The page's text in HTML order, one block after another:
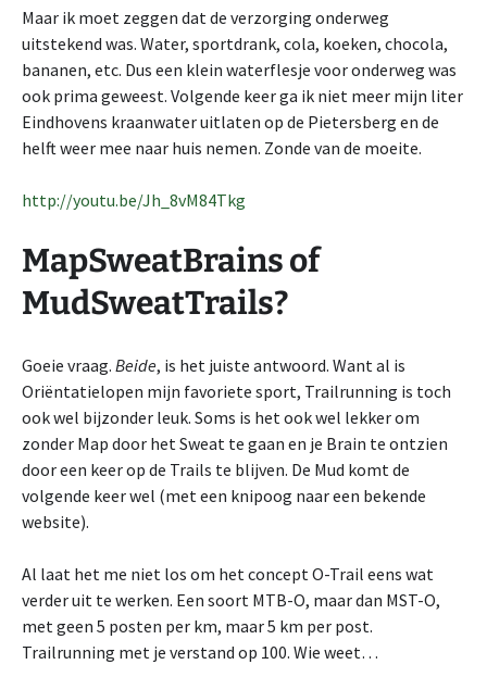
Maar ik moet zeggen dat de verzorging onderweg
uitstekend was. Water, sportdrank, cola, koeken, chocola,
bananen, etc. Dus een klein waterflesje voor onderweg was
ook prima geweest. Volgende keer ga ik niet meer mijn liter
Eindhovens kraanwater uitlaten op de Pietersberg en de
helft weer mee naar huis nemen. Zonde van de moeite.
http://youtu.be/Jh_8vM84Tkg
MapSweatBrains of
MudSweatTrails?
Goeie vraag. Beide, is het juiste antwoord. Want al is
Oriëntatielopen mijn favoriete sport, Trailrunning is toch
ook wel bijzonder leuk. Soms is het ook wel lekker om
zonder Map door het Sweat te gaan en je Brain te ontzien
door een keer op de Trails te blijven. De Mud komt de
volgende keer wel (met een knipoog naar een bekende
website).
Al laat het me niet los om het concept O-Trail eens wat
verder uit te werken. Een soort MTB-O, maar dan MST-O,
met geen 5 posten per km, maar 5 km per post.
Trailrunning met je verstand op 100. Wie weet…